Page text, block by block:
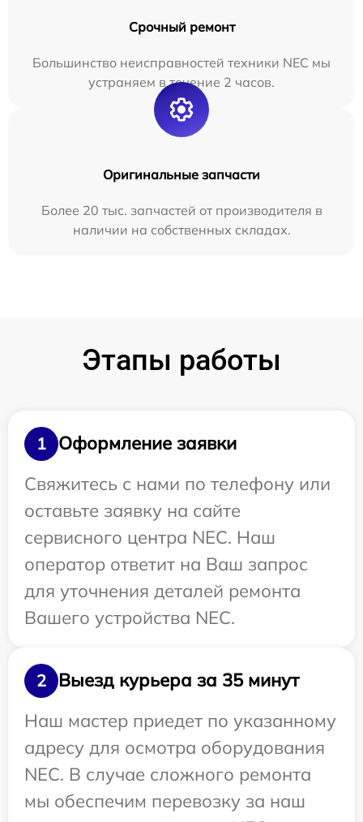
Срочный ремонт
Большинство неисправностей техники NEC мы
устраняем в течение 2 часов.
Оригинальные запчасти
Более 20 тыс. запчастей от производителя в
наличии на собственных складах.
Этапы работы
1
Оформление заявки
Свяжитесь с нами по телефону или
оставьте заявку на сайте
сервисного центра NEC. Наш
оператор ответит на Ваш запрос
для уточнения деталей ремонта
Вашего устройства NEC.
2
Выезд курьера за 35 минут
Наш мастер приедет по указанному
адресу для осмотра оборудования
NEC. В случае сложного ремонта
мы обеспечим перевозку за наш